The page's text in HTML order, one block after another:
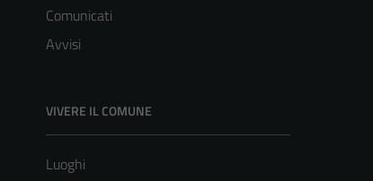
Comunicati
Avvisi
VIVERE IL COMUNE
Luoghi